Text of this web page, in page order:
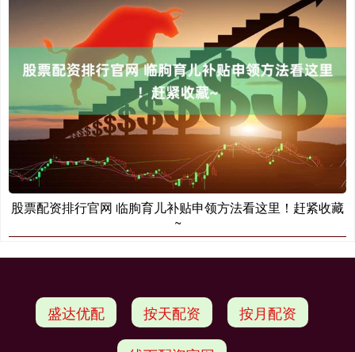
股票配资排行官网 临朐育儿补贴申领方法看这里！赶紧收藏
~
盛达优配 按天配资 按月配资